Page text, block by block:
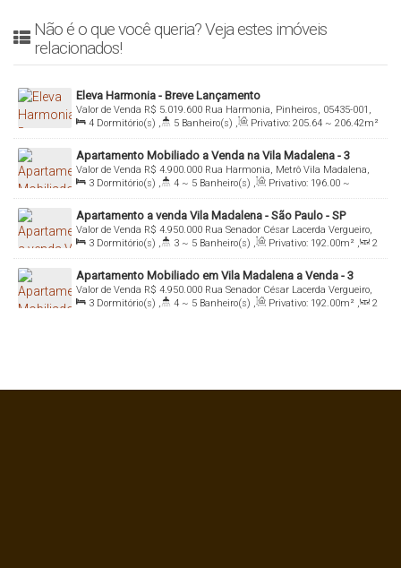
Não é o que você queria? Veja estes imóveis
relacionados!
Eleva Harmonia - Breve Lançamento
R$ 5.019.600
Valor de Venda
Rua Harmonia, Pinheiros, 05435-001,
Vila Madalena, São Paulo, São Paulo, Brasil
4 Dormitório(s) , 5 Banheiro(s) , Privativo: 205.64 ~ 206.42m²
,
3 Sala(s) , 4 Suíte(s) , Total: 205.00m² , 3 Vaga(s) ,
Útil:
205.00m²
Apartamento Mobiliado a Venda na Vila Madalena - 3
Suítes e 3 Vagas - Imobiliária Italiana Consultoria
R$ 4.900.000
Valor de Venda
Rua Harmonia, Metrô Vila Madalena,
05435-001, Vila Madalena, São Paulo, São Paulo, Brasil
3 Dormitório(s) , 4 ~ 5 Banheiro(s) , Privativo: 196.00 ~
1950.00m² , 2 Sala(s) , 3 Suíte(s) , Total: 196.00m² ,
3
Vaga(s) , Útil: 196.00m²
Apartamento a venda Vila Madalena - São Paulo - SP
R$ 4.950.000
Valor de Venda
Rua Senador César Lacerda Vergueiro,
Pinheiros, 05435-060, Vila Madalena, São Paulo, São Paulo, Brasil
3 Dormitório(s) , 3 ~ 5 Banheiro(s) , Privativo: 192.00m² ,
2
Sala(s) , 3 Suíte(s) , Total: 192.00m² , 4 Vaga(s) ,
Útil:
192.00m²
Apartamento Mobiliado em Vila Madalena a Venda - 3
Suítes e 4 Vagas - Imobiliária Italiana Consultoria
R$ 4.950.000
Valor de Venda
Rua Senador César Lacerda Vergueiro,
Pinheiros, 05435-060, Vila Madalena, São Paulo, São Paulo, Brasil
3 Dormitório(s) , 4 ~ 5 Banheiro(s) , Privativo: 192.00m² ,
2